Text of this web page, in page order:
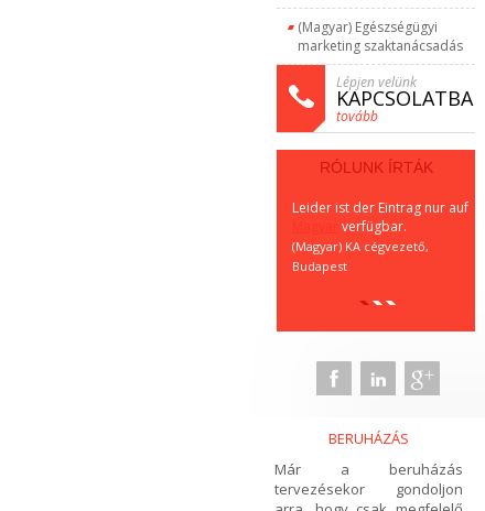
(Magyar) Egészségügyi
marketing szaktanácsadás
Lépjen velünk
KAPCSOLATBA
tovább
RÓLUNK ÍRTÁK
Leider ist der Eintrag nur auf
verfügbar.
(Magyar) KA cégvezető,
Budapest
BERUHÁZÁS
Már a beruházás
tervezésekor gondoljon